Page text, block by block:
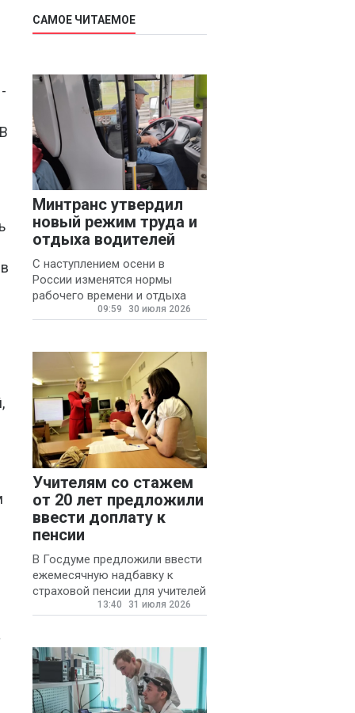
САМОЕ ЧИТАЕМОЕ
Минтранс утвердил
новый режим труда и
отдыха водителей
С наступлением осени в
России изменятся нормы
рабочего времени и отдыха
для автомобилистов.
09:59 30 июля 2026
Учителям со стажем
от 20 лет предложили
ввести доплату к
пенсии
В Госдуме предложили ввести
ежемесячную надбавку к
страховой пенсии для учителей
государственных и
13:40 31 июля 2026